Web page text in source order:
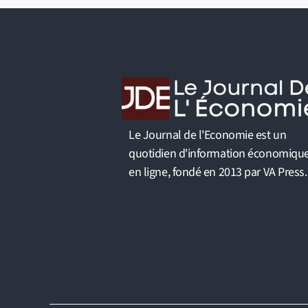
Le Journal de l'Economie est un
quotidien d'information
en ligne, fondé en 2013 par VA Press.